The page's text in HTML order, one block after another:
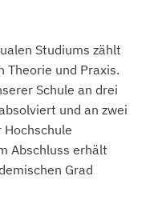
Studiums zählt
Theorie und Praxis.
Schule an drei
und an zwei
Hochschule
Abschluss erhält
Grad